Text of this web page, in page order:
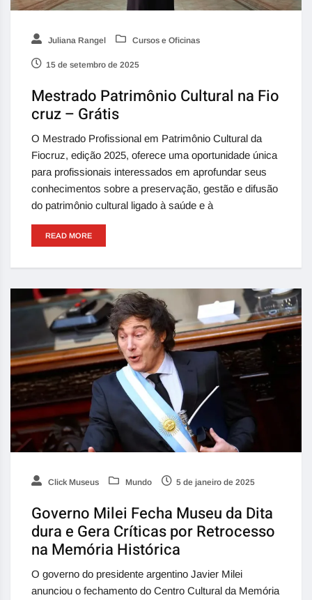
Juliana Rangel Cursos e Oficinas
15 de setembro de 2025
Mestrado Patrimônio Cultural na Fio
cruz – Grátis
O Mestrado Profissional em Patrimônio Cultural da
Fiocruz, edição 2025, oferece uma oportunidade única
para profissionais interessados em aprofundar seus
conhecimentos sobre a preservação, gestão e difusão
do patrimônio cultural ligado à saúde e à
READ MORE
Click Museus Mundo 5 de janeiro de 2025
Governo Milei Fecha Museu da Dita
dura e Gera Críticas por Retrocesso
na Memória Histórica
O governo do presidente argentino Javier Milei
anunciou o fechamento do Centro Cultural da Memória